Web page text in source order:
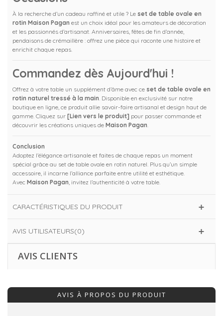
À la recherche d’un cadeau raffiné et utile ? Le set de table ovale en
rotin Maison Pagan est un choix idéal pour les amateurs de décoration
et les passionnés d’artisanat. Anniversaires, fêtes de fin d’année,
pendaisons de crémaillère : offrez une pièce qui raconte une histoire et
enrichit chaque repas.
Commandez dès Aujourd'hui !
Offrez à votre table un supplément d’âme avec ce set de table ovale en
rotin naturel tressé à la main. Disponible en exclusivité sur notre
boutique en ligne, ce produit allie savoir-faire artisanal et design haut de
gamme. Cliquez sur [Lien vers le produit] pour passer commande et
découvrir les créations uniques de Maison Pagan.
Conclusion
Adoptez l’élégance artisanale et faites de chaque repas un moment
spécial grâce au set de table ovale en rotin naturel. Plus qu’un simple
accessoire, il incarne l’alliance parfaite entre utilité et esthétique.
Avec Maison Pagan, invitez l’authenticité à votre table.
CARACTÉRISTIQUES DU PRODUIT
AVIS UTILISATEURS(0)
AVIS CLIENTS
AVIS À PROPOS DU PRODUIT